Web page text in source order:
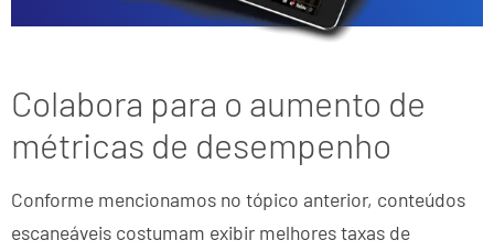
Colabora para o aumento de
métricas de desempenho
Conforme mencionamos no tópico anterior, conteúdos
escaneáveis costumam exibir melhores taxas de